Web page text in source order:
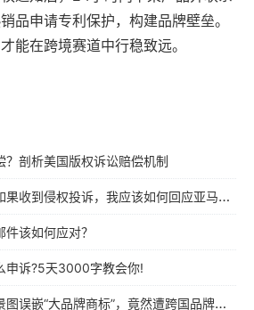
品申请专利保护，构建品牌壁垒。
能在跨境赛道中行稳致远。
？剖析美国版权诉讼赔偿机制
亚马逊卖家必看！如果收到侵权投诉，我应该如何回应亚马逊？
该如何应对？
申诉?5天3000字教会你!
血泪教训！产品场景图误嵌“大品牌商标”，竟然遭跨国品牌商标侵权起诉